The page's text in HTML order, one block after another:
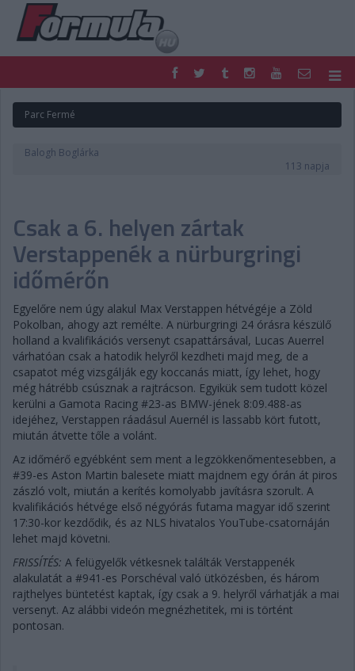
FORMULA
MOTOR
NEMZETKÖZI
DIGITÁLIS MAGAZIN
PONTÁLLÁSOK
Parc Fermé
Balogh Boglárka
113 napja
Csak a 6. helyen zártak
Verstappenék a nürburgringi
időmérőn
Egyelőre nem úgy alakul Max Verstappen hétvégéje a Zöld
Pokolban, ahogy azt remélte. A nürburgringi 24 órásra készülő
holland a kvalifikációs versenyt csapattársával, Lucas Auerrel
várhatóan csak a hatodik helyről kezdheti majd meg, de a
csapatot még vizsgálják egy koccanás miatt, így lehet, hogy
még hátrébb csúsznak a rajtrácson. Egyikük sem tudott közel
kerülni a Gamota Racing #23-as BMW-jének 8:09.488-as
idejéhez, Verstappen ráadásul Auernél is lassabb kört futott,
miután átvette tőle a volánt.
Az időmérő egyébként sem ment a legzökkenőmentesebben, a
#39-es Aston Martin balesete miatt majdnem egy órán át piros
zászló volt, miután a kerítés komolyabb javításra szorult. A
kvalifikációs hétvége első négyórás futama magyar idő szerint
17:30-kor kezdődik, és az NLS hivatalos YouTube-csatornáján
lehet majd követni.
FRISSÍTÉS: A felügyelők vétkesnek találták Verstappenék
alakulatát a #941-es Porschéval való ütközésben, és három
rajthelyes büntetést kaptak, így csak a 9. helyről várhatják a mai
versenyt. Az alábbi videón megnézhetitek, mi is történt
pontosan.